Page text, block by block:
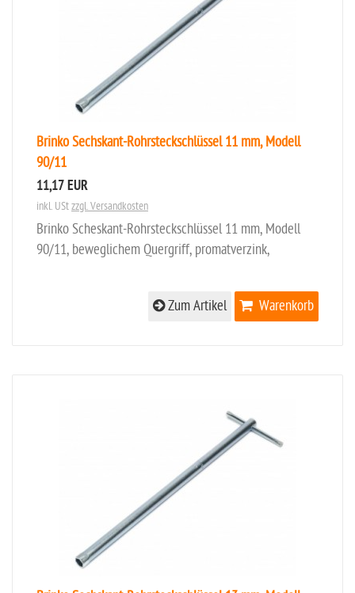
Brinko Sechskant-Rohrsteckschlüssel 11 mm, Modell
90/11
11,17 EUR
inkl. UStzzgl. Versandkosten
Brinko Scheskant-Rohrsteckschlüssel 11 mm, Modell
90/11, beweglichem Quergriff, promatverzink,
Warenkorb
Zum Artikel